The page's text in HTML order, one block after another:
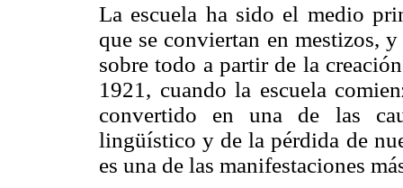
La escuela ha sido el medio
que se conviertan en mestizos,
sobre todo a partir de la
1921, cuando la escuela
convertido en una de las
lingüístico y de la pérdida de
es una de las manifestaciones